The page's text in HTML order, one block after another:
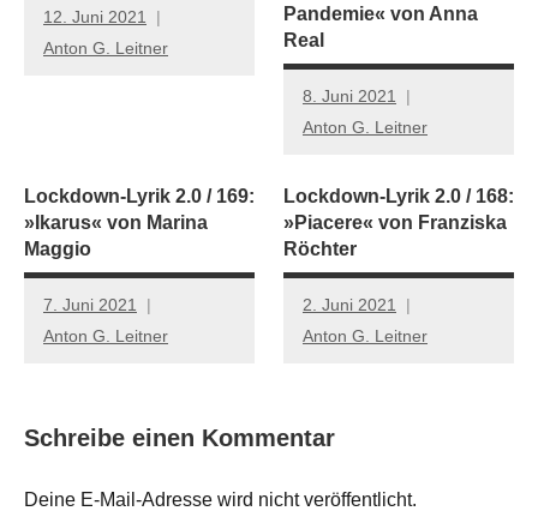
12. Juni 2021
Anton G. Leitner
Pandemie« von Anna
Real
8. Juni 2021
Anton G. Leitner
Lockdown-Lyrik 2.0 / 169:
»Ikarus« von Marina
Maggio
7. Juni 2021
Anton G. Leitner
Lockdown-Lyrik 2.0 / 168:
»Piacere« von Franziska
Röchter
2. Juni 2021
Anton G. Leitner
Schreibe einen Kommentar
Deine E-Mail-Adresse wird nicht veröffentlicht.